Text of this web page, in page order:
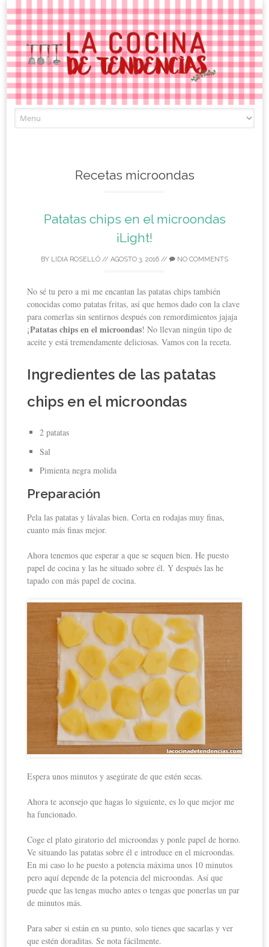
to
Recetas microondas
Patatas chips en el microondas
¡Light!
BY LIDIA ROSELLÓ // AGOSTO 3, 2016 // NO COMMENTS
No sé tu pero a mi me encantan las patatas chips también
conocidas como patatas fritas, así que hemos dado con la clave
para comerlas sin sentirnos después con remordimientos jajaja
¡Patatas chips en el microondas! No llevan ningún tipo de
aceite y está tremendamente deliciosas. Vamos con la receta.
Ingredientes de las patatas
chips en el microondas
2 patatas
Sal
Pimienta negra molida
Preparación
Pela las patatas y lávalas bien. Corta en rodajas muy finas,
cuanto más finas mejor.
Ahora tenemos que esperar a que se sequen bien. He puesto
papel de cocina y las he situado sobre él. Y después las he
tapado con más papel de cocina.
Espera unos minutos y asegúrate de que estén secas.
Ahora te aconsejo que hagas lo siguiente, es lo que mejor me
ha funcionado.
Coge el plato giratorio del microondas y ponle papel de horno.
Ve situando las patatas sobre él e introduce en el microondas.
En mi caso lo he puesto a potencia máxima unos 10 minutos
pero aquí depende de la potencia del microondas. Así que
puede que las tengas mucho antes o tengas que ponerlas un par
de minutos más.
Para saber si están en su punto, solo tienes que sacarlas y ver
que estén doraditas. Se nota fácilmente.